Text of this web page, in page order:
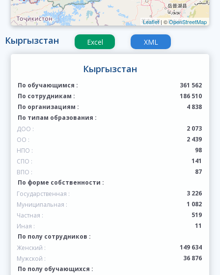
Кыргызстан
По обучающимся :
361 562
По сотрудникам :
186 510
По организациям :
4 838
По типам образования :
ДОО :
2 073
ОО :
2 439
НПО :
98
СПО :
141
ВПО :
87
По форме собственности :
Государственная :
3 226
Муниципальная :
1 082
Частная :
519
Иная :
11
По полу сотрудников :
Женский :
149 634
Мужской :
36 876
По полу обучающихся :
Leaflet| ©OpenStreetMap
Кыргызстан Excel ХML